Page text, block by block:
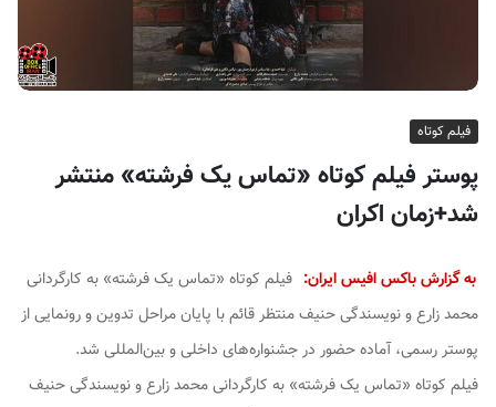
فیلم کوتاه
پوستر فیلم کوتاه «تماس یک فرشته» منتشر
شد+زمان اکران
به گزارش باکس افیس ایران: فیلم کوتاه «تماس یک فرشته» به کارگردانی
محمد زارع و نویسندگی حنیف منتظر قائم با پایان مراحل تدوین و رونمایی از
پوستر رسمی، آماده حضور در جشنواره‌های داخلی و بین‌المللی شد.
فیلم کوتاه «تماس یک فرشته» به کارگردانی محمد زارع و نویسندگی حنیف